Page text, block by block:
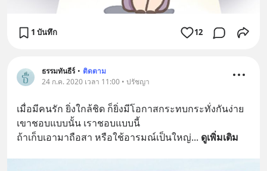
1 บันทึก 12
ธรรมทันธีร์ • ติดตาม
24 ก.ค. 2020 เวลา 11:00 • ปรัชญา
เมื่อมีคนรัก ยิ่งใกล้ชิด ก็ยิ่งมีโอกาสกระทบกระทั่งกันง่าย
เขาชอบแบบนั้น เราชอบแบบนี้
ถ้าเก็บเอามาถือสา หรือใช้อารมณ์เป็นใหญ่... ดูเพิ่มเติม